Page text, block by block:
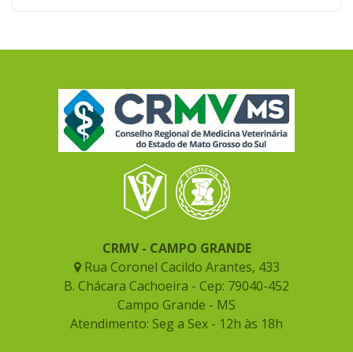
CRMV - CAMPO GRANDE
Rua Coronel Cacildo Arantes, 433
B. Chácara Cachoeira - Cep: 79040-452
Campo Grande - MS
Atendimento: Seg a Sex - 12h às 18h